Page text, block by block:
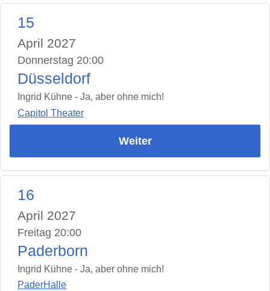
15
April 2027
Donnerstag 20:00
Düsseldorf
Ingrid Kühne - Ja, aber ohne mich!
Capitol Theater
Weiter
16
April 2027
Freitag 20:00
Paderborn
Ingrid Kühne - Ja, aber ohne mich!
PaderHalle